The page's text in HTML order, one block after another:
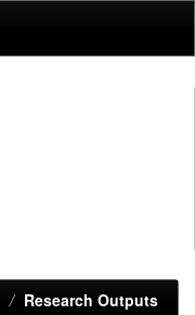
Research Outputs